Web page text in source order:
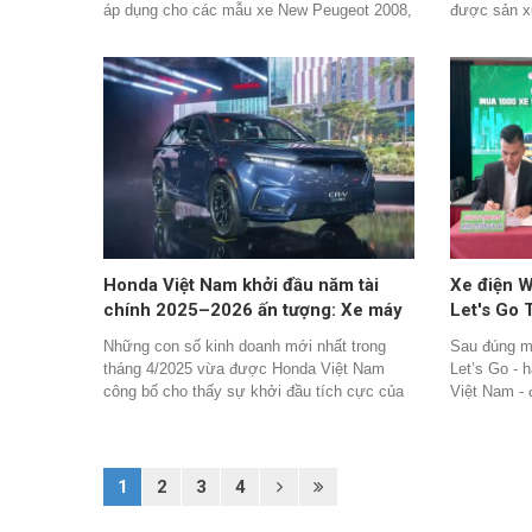
áp dụng cho các mẫu xe New Peugeot 2008,
408.
được sản
Type –
Honda Việt Nam khởi đầu năm tài
chính 2025–2026 ấn tượng: Xe máy
tăng trưởng ổn định, ô tô bật mạnh
gần 19%
Những con số kinh doanh mới nhất trong
tháng 4/2025 vừa được Honda Việt Nam
công bố cho thấy sự khởi đầu tích cực của
Xe điện
Let's Go
sau một
Sau đúng
Let’s Go -
Việt Nam -
1 2 3 4